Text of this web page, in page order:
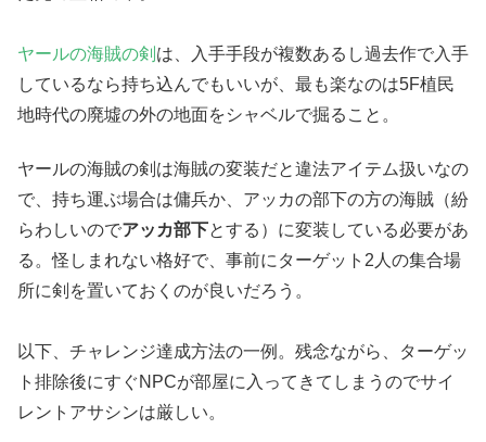
ヤールの海賊の剣 は、入手手段が複数あるし過去作で入手
しているなら持ち込んでもいいが、最も楽なのは5F植民
地時代の廃墟の外の地面をシャベルで掘ること。
ヤールの海賊の剣は海賊の変装だと違法アイテム扱いなの
で、持ち運ぶ場合は傭兵か、アッカの部下の方の海賊（紛
らわしいのでアッカ部下 とする）に変装している必要があ
る。怪しまれない格好で、事前にターゲット2人の集合場
所に剣を置いておくのが良いだろう。
以下、チャレンジ達成方法の一例。残念ながら、ターゲッ
ト排除後にすぐNPCが部屋に入ってきてしまうのでサイ
レントアサシンは厳しい。